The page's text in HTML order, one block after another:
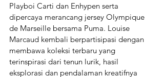
Playboi Carti dan Enhypen serta
dipercaya merancang jersey Olympique
de Marseille bersama Puma. Louise
Marcaud kembali berpartisipasi dengan
membawa koleksi terbaru yang
terinspirasi dari tenun lurik, hasil
eksplorasi dan pendalaman kreatifnya